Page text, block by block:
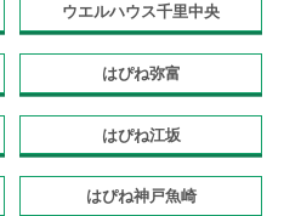
ウエルハウス千里中央
はぴね弥富
はぴね江坂
はぴね神戸魚崎